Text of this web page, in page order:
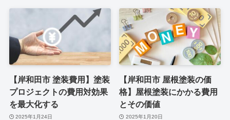
【岸和田市 塗装費用】塗装
プロジェクトの費用対効果
を最大化する
2025年1月24日
【岸和田市 屋根塗装の価
格】屋根塗装にかかる費用
とその価値
2025年1月20日